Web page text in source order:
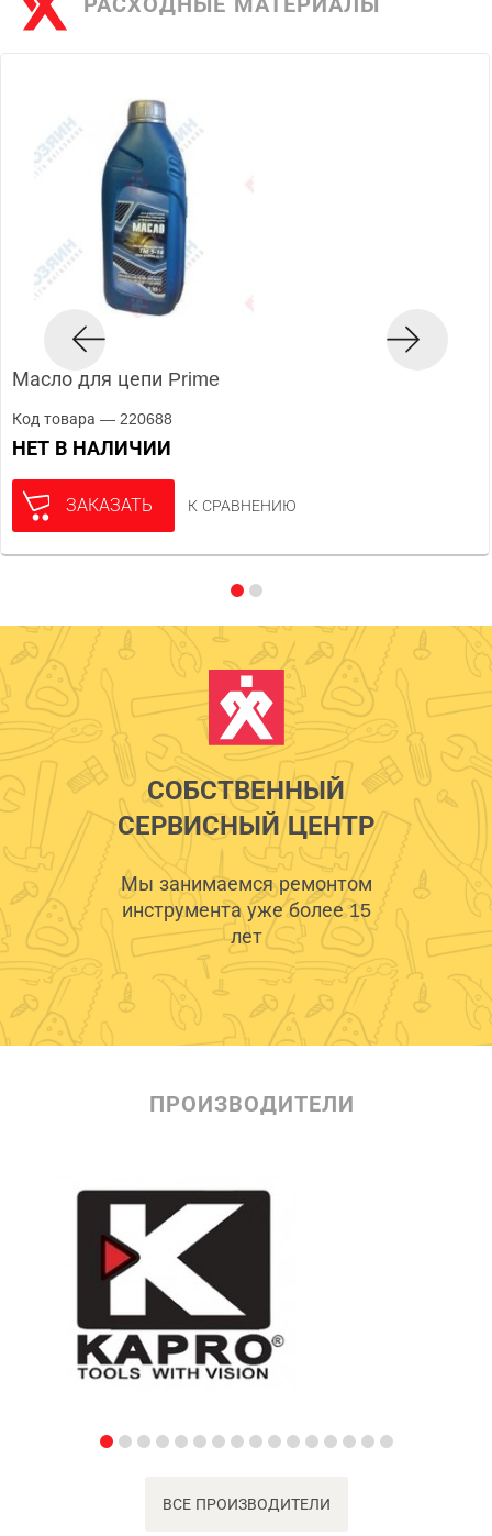
Масло для цепи Prime
Код товара — 220688
НЕТ В НАЛИЧИИ
ЗАКАЗАТЬ К СРАВНЕНИЮ
СОБСТВЕННЫЙ
СЕРВИСНЫЙ ЦЕНТР
Мы занимаемся ремонтом
инструмента уже более 15
лет
ПРОИЗВОДИТЕЛИ
ВСЕ ПРОИЗВОДИТЕЛИ